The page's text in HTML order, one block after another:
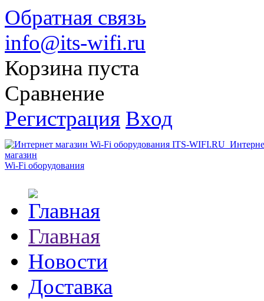
Обратная связь
info@its-wifi.ru
Корзина пуста
Сравнение
Регистрация Вход
магазин
Wi-Fi оборудования
Главная
Новости
Доставка